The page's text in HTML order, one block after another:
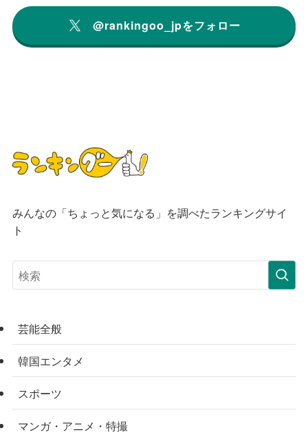
@rankingoo_jpをフォロー
みんなの「ちょっと気になる」を調べたランキングサイ
ト
芸能全般
韓国エンタメ
スポーツ
マンガ・アニメ・特撮